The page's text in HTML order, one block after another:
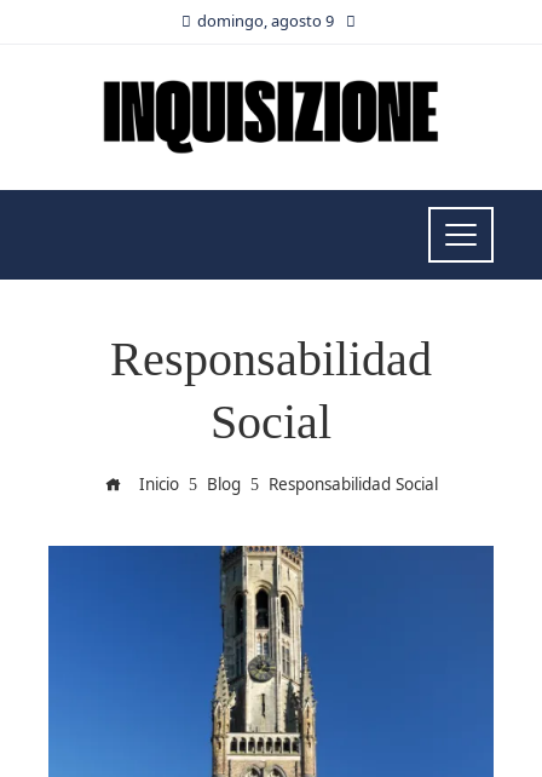
domingo, agosto 9
Responsabilidad
Social
Inicio Blog Responsabilidad Social